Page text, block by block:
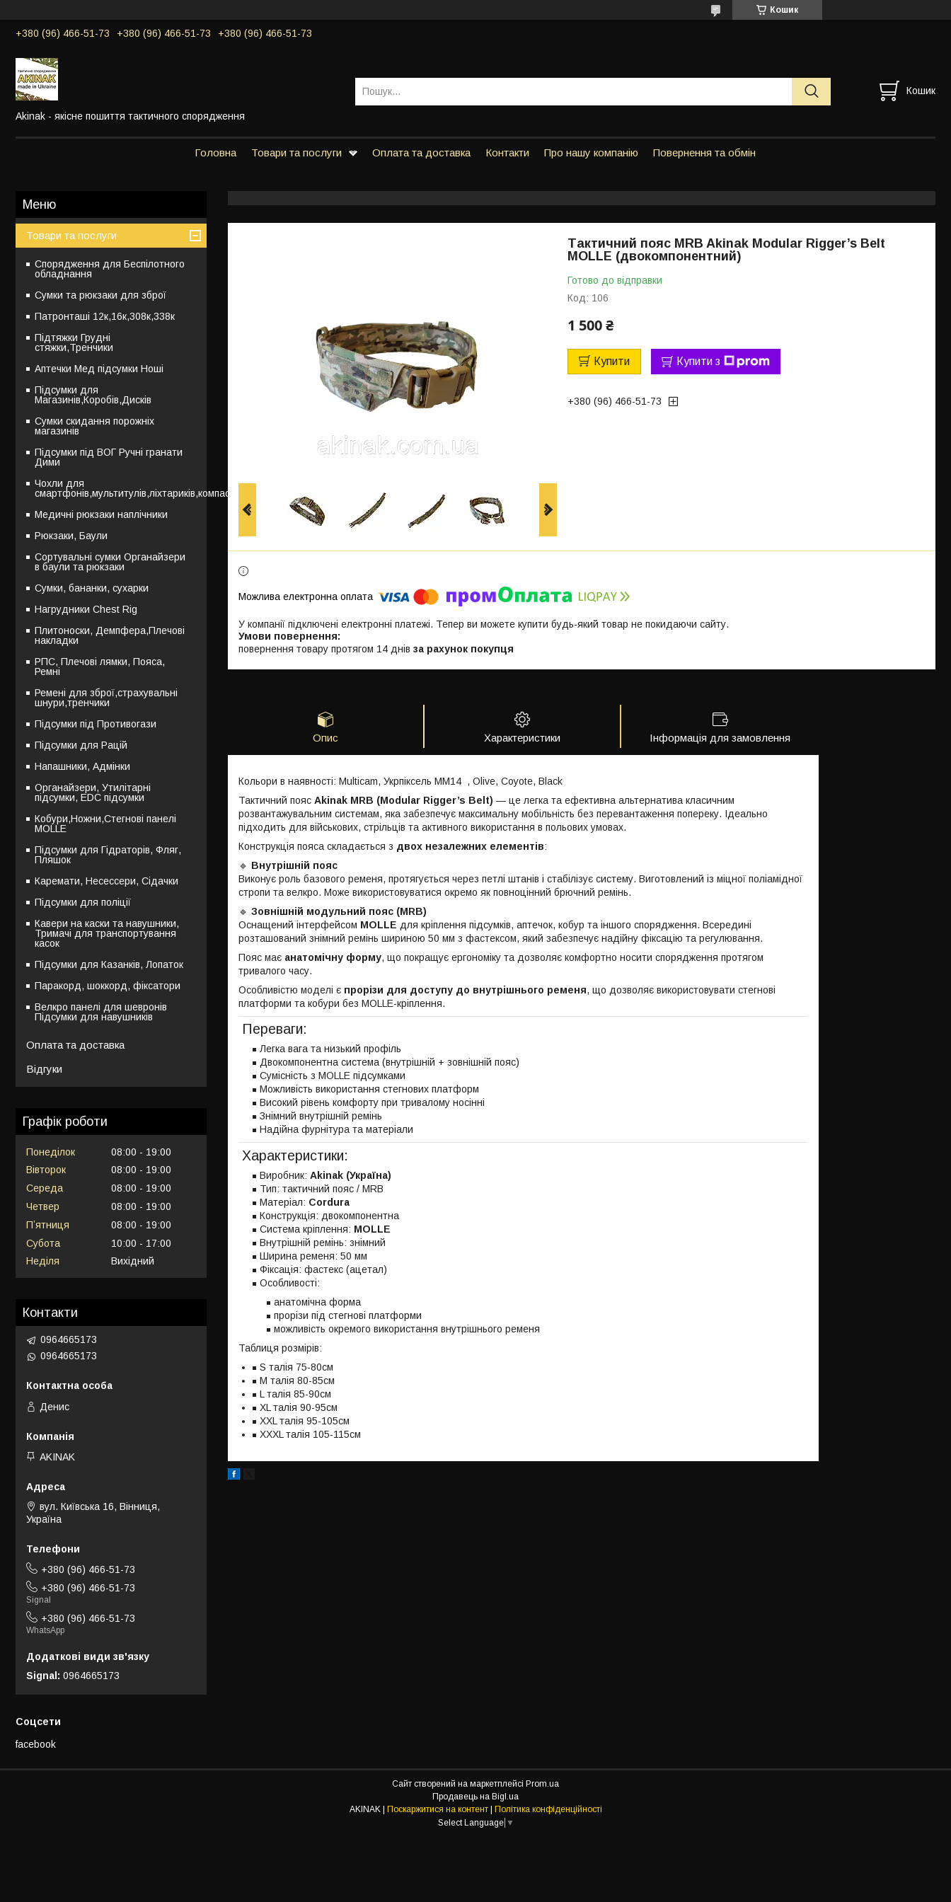
Кошик
+380 (96) 466-51-73 +380 (96) 466-51-73 +380 (96) 466-51-73
Akinak - якісне пошиття тактичного спорядження
Кошик
Головна Товари та послуги Оплата та доставка Контакти Про нашу компанію Повернення та обмін
Тактичний пояс MRB Akinak Modular Rigger’s Belt
MOLLE (двокомпонентний)
Готово до відправки
Код: 106
1 500 ₴
Купити Купити з
+380 (96) 466-51-73
У компанії підключені електронні платежі. Тепер ви можете купити будь-який товар не покидаючи сайту.
повернення товару протягом 14 днів за рахунок покупця
Опис Характеристики Інформація для замовлення
Кольори в наявності: Multicam, Укрпіксель MM14 , Olive, Coyote, Black
Тактичний пояс Akinak MRB (Modular Rigger’s Belt) — це легка та ефективна альтернатива класичним
розвантажувальним системам, яка забезпечує максимальну мобільність без перевантаження попереку. Ідеально
підходить для військових, стрільців та активного використання в польових умовах.
Конструкція пояса складається з двох незалежних елементів:
🔹 Внутрішній пояс
Виконує роль базового ременя, протягується через петлі штанів і стабілізує систему. Виготовлений із міцної поліамідної
стропи та велкро. Може використовуватися окремо як повноцінний брючний ремінь.
🔹 Зовнішній модульний пояс (MRB)
Оснащений інтерфейсом MOLLE для кріплення підсумків, аптечок, кобур та іншого спорядження. Всередині
розташований знімний ремінь шириною 50 мм з фастексом, який забезпечує надійну фіксацію та регулювання.
Пояс має анатомічну форму, що покращує ергономіку та дозволяє комфортно носити спорядження протягом
тривалого часу.
Особливістю моделі є прорізи для доступу до внутрішнього ременя, що дозволяє використовувати стегнові
платформи та кобури без MOLLE-кріплення.
Переваги:
Легка вага та низький профіль
Двокомпонентна система (внутрішній + зовнішній пояс)
Сумісність з MOLLE підсумками
Можливість використання стегнових платформ
Високий рівень комфорту при тривалому носінні
Знімний внутрішній ремінь
Надійна фурнітура та матеріали
Характеристики:
Виробник: Akinak (Україна)
Тип: тактичний пояс / MRB
Матеріал: Cordura
Конструкція: двокомпонентна
Система кріплення: MOLLE
Внутрішній ремінь: знімний
Ширина ременя: 50 мм
Фіксація: фастекс (ацетал)
Особливості:
анатомічна форма
прорізи під стегнові платформи
можливість окремого використання внутрішнього ременя
Таблиця розмірів:
S талія 75-80см
M талія 80-85см
L талія 85-90см
XL талія 90-95см
XXL талія 95-105см
XXXL талія 105-115см
Товари та послуги
Спорядження для Беспілотного
обладнання
Сумки та рюкзаки для зброї
Патронташі 12к,16к,308к,338к
Підтяжки Грудні
стяжки,Тренчики
Аптечки Мед підсумки Ноші
Підсумки для
Магазинів,Коробів,Дисків
Сумки скидання порожніх
магазинів
Підсумки під ВОГ Ручні гранати
Дими
Чохли для
смартфонів,мультитулів,ліхтариків,компасів
Медичні рюкзаки наплічники
Рюкзаки, Баули
Сортувальні сумки Органайзери
в баули та рюкзаки
Сумки, бананки, сухарки
Нагрудники Chest Rig
Плитоноски, Демпфера,Плечові
накладки
РПС, Плечові лямки, Пояса,
Ремні
Ремені для зброї,страхувальні
шнури,тренчики
Підсумки під Противогази
Підсумки для Рацій
Напашники, Адмінки
Органайзери, Утилітарні
підсумки, EDC підсумки
Кобури,Ножни,Стегнові панелі
MOLLE
Підсумки для Гідраторів, Фляг,
Пляшок
Каремати, Несессери, Сідачки
Підсумки для поліції
Кавери на каски та навушники,
Тримачі для транспортування
касок
Підсумки для Казанків, Лопаток
Паракорд, шоккорд, фіксатори
Велкро панелі для шевронів
Підсумки для навушників
Оплата та доставка
Відгуки
Графік роботи
Понеділок 08:00
19:00
Вівторок
08:00
19:00
Середа
08:00
19:00
Четвер
08:00
19:00
Пʼятниця
08:00
19:00
Субота
10:00
17:00
Неділя
Вихідний
Контакти
0964665173
0964665173
Денис
AKINAK
вул. Київська 16, Вінниця,
Україна
+380 (96) 466-51-73
+380 (96) 466-51-73
Signal
+380 (96) 466-51-73
WhatsApp
Signal 0964665173
Соцсети
facebook
Сайт створений на маркетплейсі Prom.ua
Продавець на Bigl.ua
Поскаржитися на контент
Політика конфіденційності
Select Language ▼